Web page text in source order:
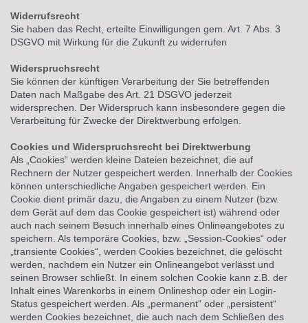
Widerrufsrecht
Sie haben das Recht, erteilte Einwilligungen gem. Art. 7 Abs. 3
DSGVO mit Wirkung für die Zukunft zu widerrufen
Widerspruchsrecht
Sie können der künftigen Verarbeitung der Sie betreffenden
Daten nach Maßgabe des Art. 21 DSGVO jederzeit
widersprechen. Der Widerspruch kann insbesondere gegen die
Verarbeitung für Zwecke der Direktwerbung erfolgen.
Cookies und Widerspruchsrecht bei Direktwerbung
Als „Cookies“ werden kleine Dateien bezeichnet, die auf
Rechnern der Nutzer gespeichert werden. Innerhalb der Cookies
können unterschiedliche Angaben gespeichert werden. Ein
Cookie dient primär dazu, die Angaben zu einem Nutzer (bzw.
dem Gerät auf dem das Cookie gespeichert ist) während oder
auch nach seinem Besuch innerhalb eines Onlineangebotes zu
speichern. Als temporäre Cookies, bzw. „Session-Cookies“ oder
„transiente Cookies“, werden Cookies bezeichnet, die gelöscht
werden, nachdem ein Nutzer ein Onlineangebot verlässt und
seinen Browser schließt. In einem solchen Cookie kann z.B. der
Inhalt eines Warenkorbs in einem Onlineshop oder ein Login-
Status gespeichert werden. Als „permanent“ oder „persistent“
werden Cookies bezeichnet, die auch nach dem Schließen des